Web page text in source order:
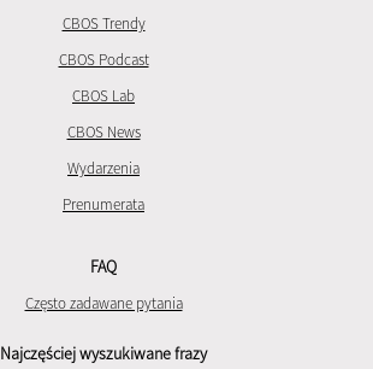
CBOS Trendy
CBOS Podcast
CBOS Lab
CBOS News
Wydarzenia
Prenumerata
FAQ
Często zadawane pytania
Najczęściej wyszukiwane frazy